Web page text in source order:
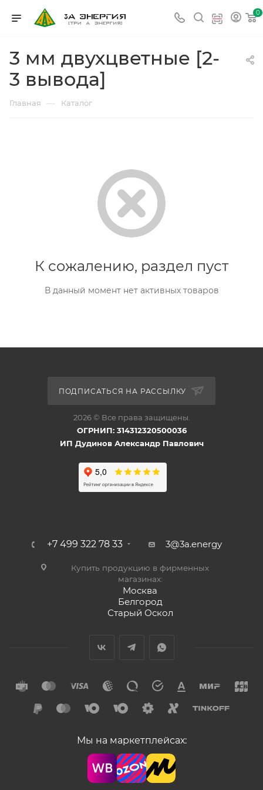
0
3 мм двухцветные [2-
3 вывода]
Главная — Каталог
К сожалению, раздел пуст
В данный момент нет активных товаров
ПОДПИСАТЬСЯ НА РАССЫЛКУ
2026 © Все права защищены.
ОГРНИП: 314312320500036
ИП Дудинов Александр Павлович
+7 499 322 78 33 3@3a.energy
Купить продукцию в фирменных
магазинах:
Москва
Белгород
Старый Оскол
Мы на маркетплейсах: